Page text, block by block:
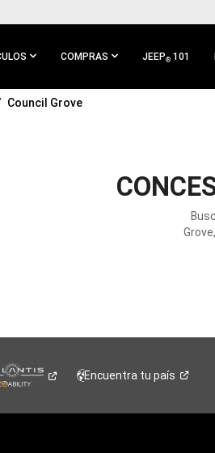
COMPRAS JEEP® 101
Council Grove
Encuentra tu país